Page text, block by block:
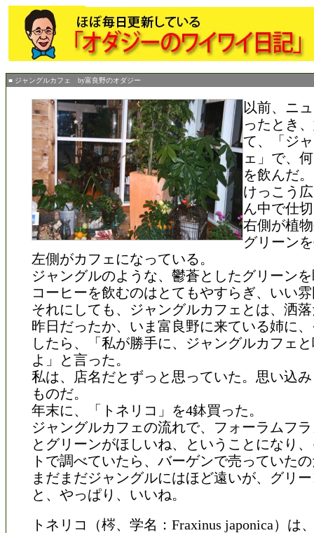
■ ジャングルカフェ by富良野のオダジー
以前、ニ
ったとき
て、「ジ
ェ」で、
を飲んだ。
けっこう
ん中で仕
右側が植
グリーン
左側がカフェになっている。
ジャングルのような、鬱蒼としたグリーン
コーヒーを飲むのはとてもやすらぎ、いい
それにしても、ジャングルカフェとは、洒
昨日だったか、いま富良野に来ている姉に
したら、「私が勝手に、ジャングルカフェ
よ」と言った。
私は、店名だとずっと思っていた。思い込
ものだ。
年末に、「トネリコ」を4鉢買った。
ジャングルカフェの流れで、フォーラムフ
とグリーンがほしいね、ということになり
トで調べていたら、バーゲンで売っていた
まだまだジャングルにはほど遠いが、グリ
と、やっぱり、いいね。
トネリコ（梣、学名：Fraxinus japonica）は